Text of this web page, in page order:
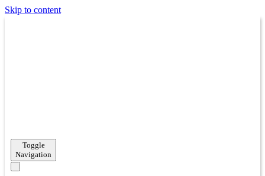
Skip to content
Toggle
Navigation